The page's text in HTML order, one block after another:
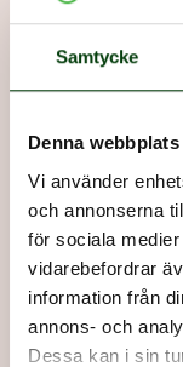
Samtycke
Denna
Vi använder
och annonserna
för sociala
vidarebefordrar
information från
annons- och
Dessa kan i sin
Här finns vi
Här hittar du
Norrbotten.